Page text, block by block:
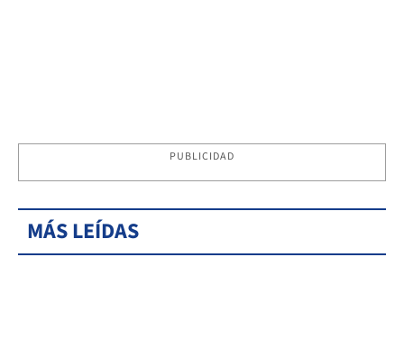
PUBLICIDAD
MÁS LEÍDAS